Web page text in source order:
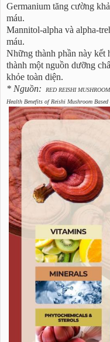
Germanium tăng cường
máu.
Mannitol-alpha và alpha-
máu.
Những thành phần này kết
thành một nguồn dưỡng
khỏe toàn diện.
* Nguồn:
RED REISHI
Health Benefits of Reishi Mushroom Based